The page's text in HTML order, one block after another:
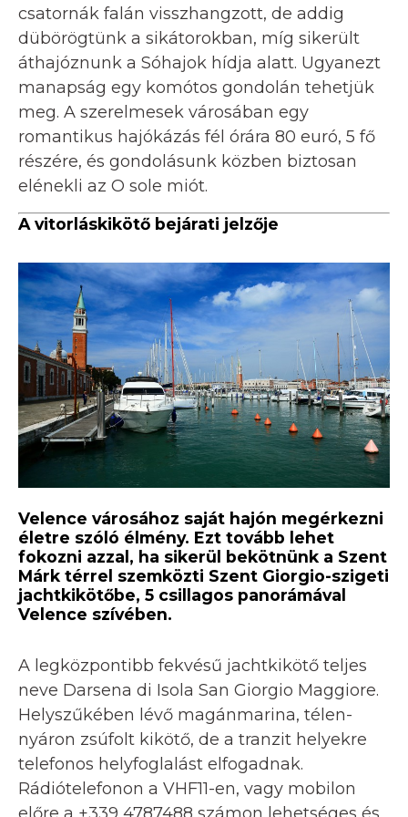
csatornák falán visszhangzott, de addig
dübörögtünk a sikátorokban, míg sikerült
áthajóznunk a Sóhajok hídja alatt. Ugyanezt
manapság egy komótos gondolán tehetjük
meg. A szerelmesek városában egy
romantikus hajókázás fél órára 80 euró, 5 fő
részére, és gondolásunk közben biztosan
elénekli az O sole miót.
A vitorláskikötő bejárati jelzője
Velence városához saját hajón megérkezni
életre szóló élmény. Ezt tovább lehet
fokozni azzal, ha sikerül bekötnünk a Szent
Márk térrel szemközti Szent Giorgio-szigeti
jachtkikötőbe, 5 csillagos panorámával
Velence szívében.
A legközpontibb fekvésű jachtkikötő teljes
neve Darsena di Isola San Giorgio Maggiore.
Helyszűkében lévő magánmarina, télen-
nyáron zsúfolt kikötő, de a tranzit helyekre
telefonos helyfoglalást elfogadnak.
Rádiótelefonon a VHF11-en, vagy mobilon